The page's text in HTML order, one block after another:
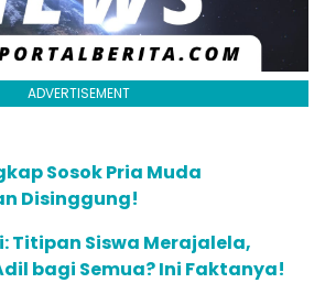
ADVERTISEMENT
Sosok Pria Muda
Disinggung!
Titipan Siswa Merajalela,
bagi Semua? Ini Faktanya!